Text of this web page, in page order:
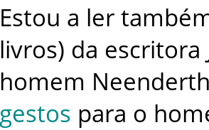
Estou a ler
livros) da escritora
homem
gestos para o